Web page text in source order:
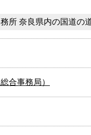
所 奈良県内の国道の
合事務局）